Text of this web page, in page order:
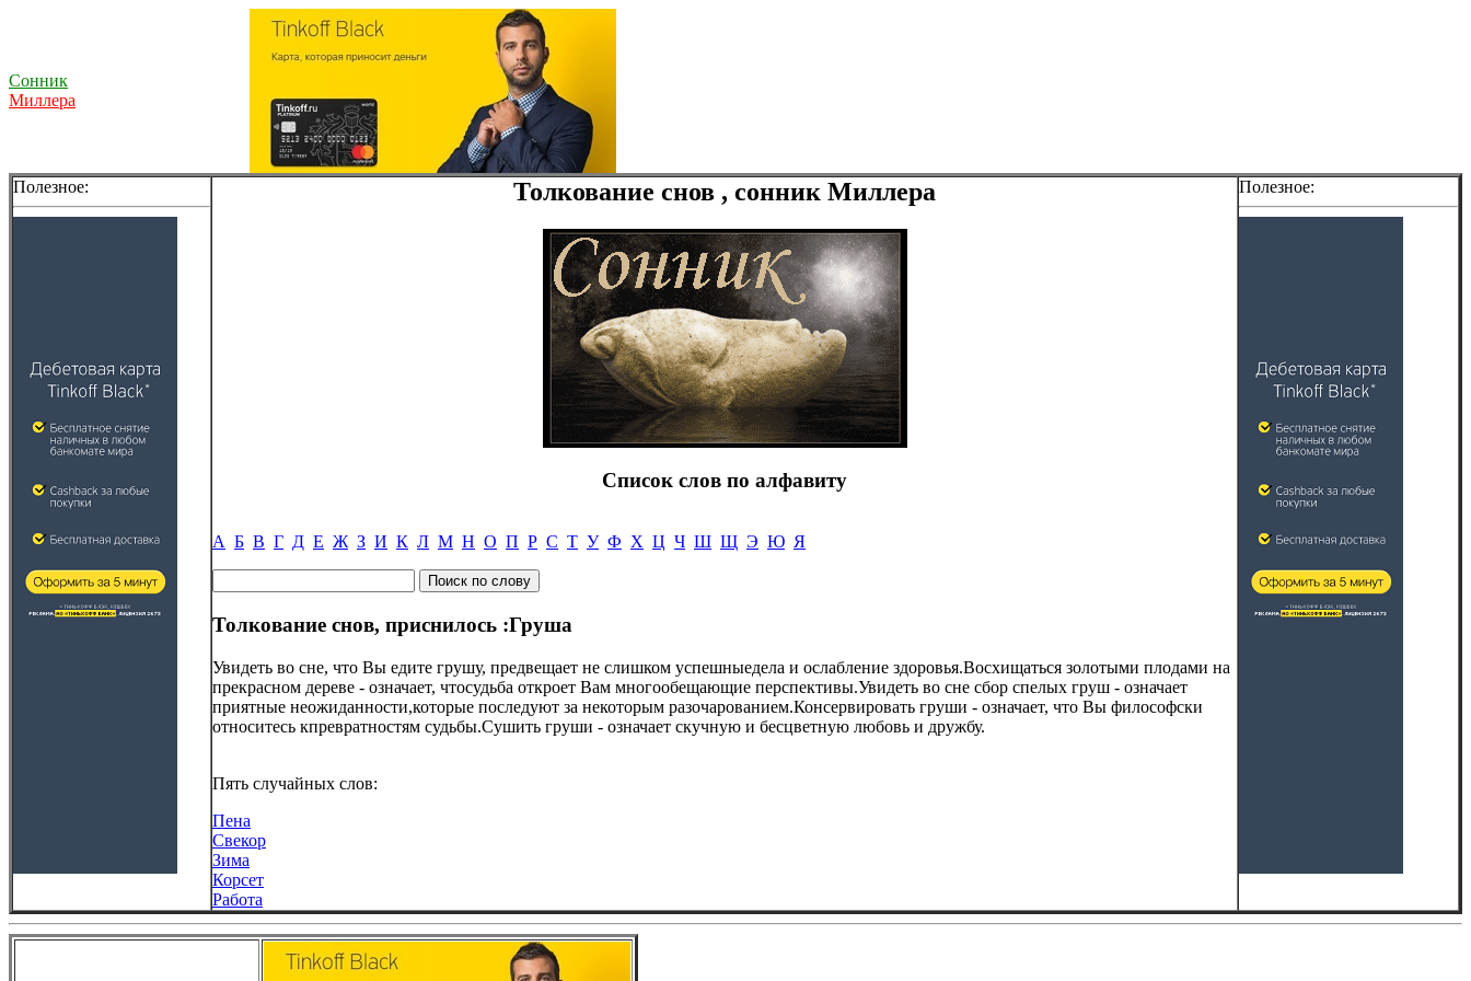
Сонник
Миллера
Полезное: Толкование снов , сонник Миллера
Список слов по алфавиту
А Б В Г Д Е Ж З И К Л М Н О П Р С Т У Ф Х Ц Ч Ш Щ Э Ю Я
Толкование снов, приснилось :Груша
Увидеть во сне, что Вы едите грушу, предвещает не слишком успешныедела и ослабление здоровья.Восхищаться золотыми плодами на
прекрасном дереве - означает, чтосудьба откроет Вам многообещающие перспективы.Увидеть во сне сбор спелых груш - означает
приятные неожиданности,которые последуют за некоторым разочарованием.Консервировать груши - означает, что Вы философски
относитесь кпревратностям судьбы.Сушить груши - означает скучную и бесцветную любовь и дружбу.
Пять случайных слов:
Пена
Свекор
Зима
Корсет
Работа
Полезное: